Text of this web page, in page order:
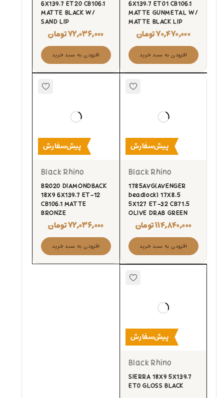
6X139.7 ET01 CB106.1
MATTE GUNMETAL W/
MATTE BLACK LIP
۷۰,۴۷۰,۰۰۰تومان
افزودن به سبد خرید
6X139.7 ET20 CB106.1
MATTE BLACK W/
SAND LIP
۷۲,۰۳۶,۰۰۰تومان
افزودن به سبد خرید
پیش‌سفارش
Black Rhino
1785AVG(AVENGER
beadlock) 17X8.5
5X127 ET-32 CB71.5
OLIVE DRAB GREEN
۱۱۴,۸۴۰,۰۰۰تومان
افزودن به سبد خرید
پیش‌سفارش
Black Rhino
BR020 DIAMONDBACK
18X9 6X139.7 ET-12
CB106.1 MATTE
BRONZE
۷۲,۰۳۶,۰۰۰تومان
افزودن به سبد خرید
پیش‌سفارش
Black Rhino
SIERRA 18X9 5X139.7
ET0 GLOSS BLACK